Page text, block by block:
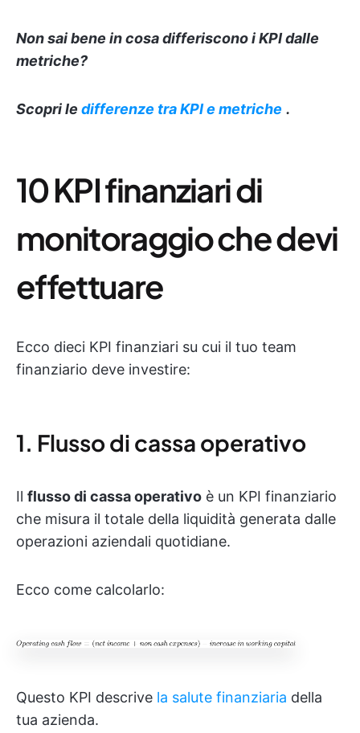
Non sai bene in cosa differiscono i KPI dalle
metriche?
Scopri le differenze tra KPI e metriche .
10 KPI finanziari di
monitoraggio che devi
effettuare
Ecco dieci KPI finanziari su cui il tuo team
finanziario deve investire:
1. Flusso di cassa operativo
Il flusso di cassa operativo è un KPI finanziario
che misura il totale della liquidità generata dalle
operazioni aziendali quotidiane.
Ecco come calcolarlo:
Questo KPI descrive la salute finanziaria della
tua azienda.